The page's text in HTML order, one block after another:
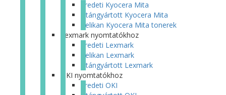
Eredeti Kyocera Mita
Utángyártott Kyocera Mita
Pelikan Kyocera Mita tonerek
Lexmark nyomtatókhoz
Eredeti Lexmark
Pelikan Lexmark
Utángyártott Lexmark
OKI nyomtatókhoz
Eredeti OKI